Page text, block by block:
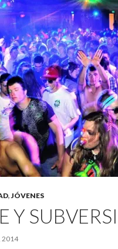
,JÓVENES
Y
2014